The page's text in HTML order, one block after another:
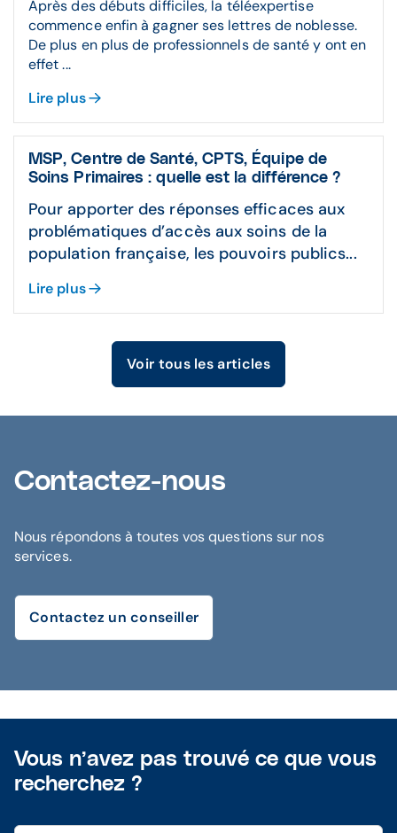
Assurer la sécurité des données de leurs
patientes : toutes les solutions CGM sont
médicales.
consultations prénatales, il est également
possible d'enregistrer les données liées aux
consultations postnatales, y compris les
nouveau-né, les conseils donnés à la
Après des débuts difficiles, la téléexpertise
commence enfin à gagner ses lettres de noblesse.
De plus en plus de professionnels de santé y ont en
effet ...
Lire plus
MSP, Centre de Santé, CPTS, Équipe de
Soins Primaires : quelle est la différence ?
Pour apporter des réponses efficaces aux
problématiques d’accès aux soins de la
population française, les pouvoirs publics...
Lire plus
Voir tous les articles
Contactez-nous
Nous répondons à toutes vos questions sur nos
services.
Contactez un conseiller
Vous n’avez pas trouvé ce que vous
recherchez ?